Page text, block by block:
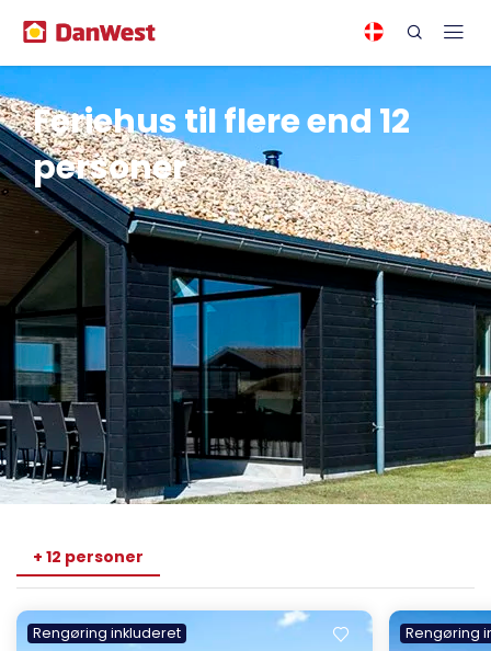
Feriehus til flere end 12
personer
+ 12 personer
Rengøring inkluderet Rengøring